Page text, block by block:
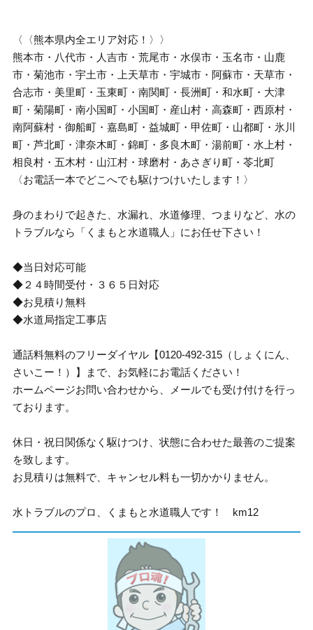
〈〈熊本県内全エリア対応！〉〉
熊本市・八代市・人吉市・荒尾市・水俣市・玉名市・山鹿
市・菊池市・宇土市・上天草市・宇城市・阿蘇市・天草市・
合志市・美里町・玉東町・南関町・長洲町・和水町・大津
町・菊陽町・南小国町・小国町・産山村・高森町・西原村・
南阿蘇村・御船町・嘉島町・益城町・甲佐町・山都町・氷川
町・芦北町・津奈木町・錦町・多良木町・湯前町・水上村・
相良村・五木村・山江村・球磨村・あさぎり町・苓北町
〈お電話一本でどこへでも駆けつけいたします！〉
身のまわりで起きた、水漏れ、水道修理、つまりなど、水の
トラブルなら「くまもと水道職人」にお任せ下さい！
◆当日対応可能
◆２４時間受付・３６５日対応
◆お見積り無料
◆水道局指定工事店
通話料無料のフリーダイヤル【0120-492-315（しょくにん、
さいこー！）】まで、お気軽にお電話ください！
ホームページお問い合わせから、メールでも受け付けを行っ
ております。
休日・祝日関係なく駆けつけ、状態に合わせた最善のご提案
を致します。
お見積りは無料で、キャンセル料も一切かかりません。
水トラブルのプロ、くまもと水道職人です！ km12